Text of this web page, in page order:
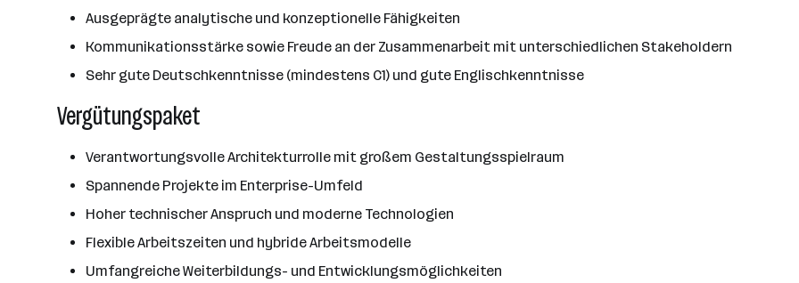
Ausgeprägte analytische und konzeptionelle Fähigkeiten
Kommunikationsstärke sowie Freude an der Zusammenarbeit mit unterschiedlichen Stakeholdern
Sehr gute Deutschkenntnisse (mindestens C1) und gute Englischkenntnisse
Vergütungspaket
Verantwortungsvolle Architekturrolle mit großem Gestaltungsspielraum
Spannende Projekte im Enterprise-Umfeld
Hoher technischer Anspruch und moderne Technologien
Flexible Arbeitszeiten und hybride Arbeitsmodelle
Umfangreiche Weiterbildungs- und Entwicklungsmöglichkeiten